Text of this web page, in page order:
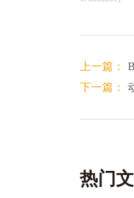
上一篇：
下一篇：
热门